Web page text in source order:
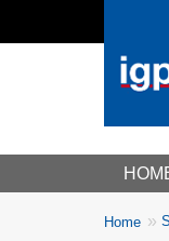
You
Home